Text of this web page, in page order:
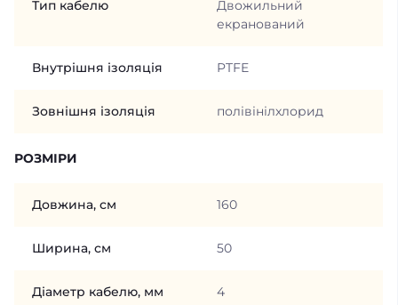
Тип кабелю
Двожильний
екранований
Внутрішня ізоляція PTFE
Зовнішня ізоляція полівінілхлорид
РОЗМІРИ
Довжина, см 160
Ширина, см 50
Діаметр кабелю, мм 4